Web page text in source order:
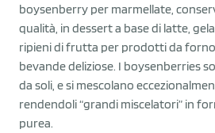
boysenberry per marmellate,
qualità, in dessert a base di latte,
ripieni di frutta per prodotti da
bevande deliziose. I boysenberries
da soli, e si mescolano
rendendoli “grandi miscelatori” in
purea.